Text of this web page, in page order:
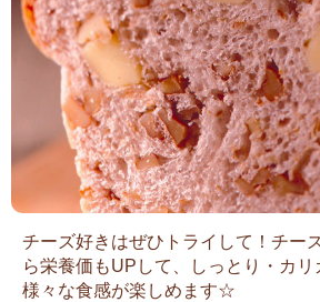
チーズ好きはぜひトライして！チー
ら栄養価もUPして、しっとり・カ
様々な食感が楽しめます☆